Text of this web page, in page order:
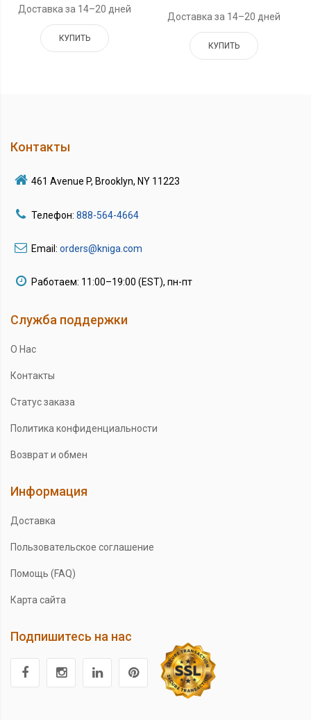
Доставка за 14–20 дней
КУПИТЬ
Доставка за 14–20 дней
КУПИТЬ
Контакты
461 Avenue P, Brooklyn, NY 11223
Телефон: 888-564-4664
Email: orders@kniga.com
Работаем: 11:00–19:00 (EST), пн-пт
Служба поддержки
О Нас
Контакты
Статус заказа
Политика конфиденциальности
Возврат и обмен
Информация
Доставка
Пользовательское соглашение
Помощь (FAQ)
Карта сайта
Подпишитесь на нас